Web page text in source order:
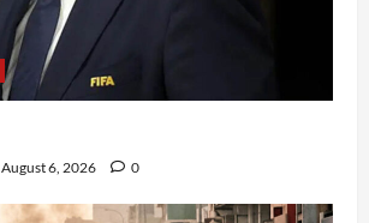
August 6, 2026 0